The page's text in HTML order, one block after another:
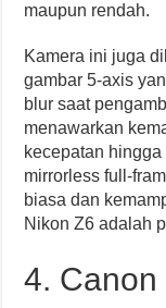
maupun rendah.
Kamera ini juga
gambar 5-axis
blur saat
menawarkan
kecepatan
mirrorless full-
biasa dan
Nikon Z6 adalah
4. Canon